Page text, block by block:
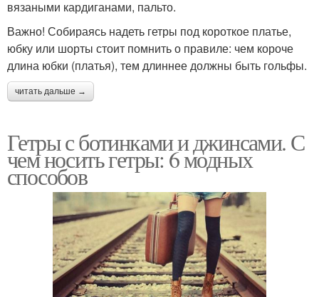
вязаными кардиганами, пальто.
Важно! Собираясь надеть гетры под короткое платье,
юбку или шорты стоит помнить о правиле: чем короче
длина юбки (платья), тем длиннее должны быть гольфы.
читать дальше →
Гетры с ботинками и джинсами. С
чем носить гетры: 6 модных
способов